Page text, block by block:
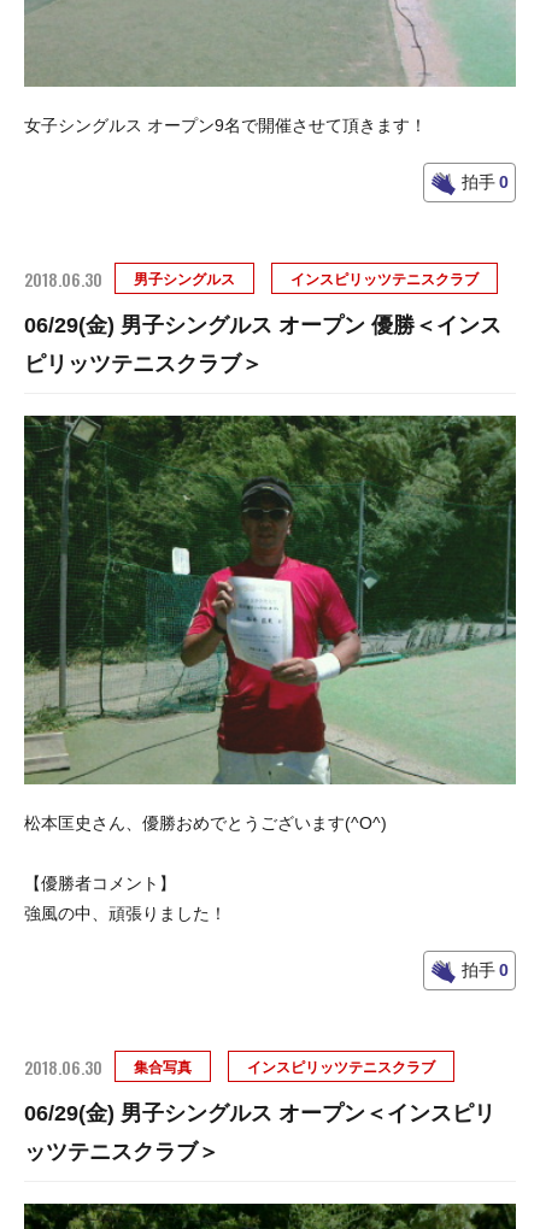
女子シングルス オープン9名で開催させて頂きます！
拍手0
2018.06.30 男子シングルス インスピリッツテニスクラブ
06/29(金) 男子シングルス オープン 優勝＜インス
ピリッツテニスクラブ＞
松本匡史さん、優勝おめでとうございます(^O^)
【優勝者コメント】
強風の中、頑張りました！
拍手0
2018.06.30 集合写真 インスピリッツテニスクラブ
06/29(金) 男子シングルス オープン＜インスピリ
ッツテニスクラブ＞